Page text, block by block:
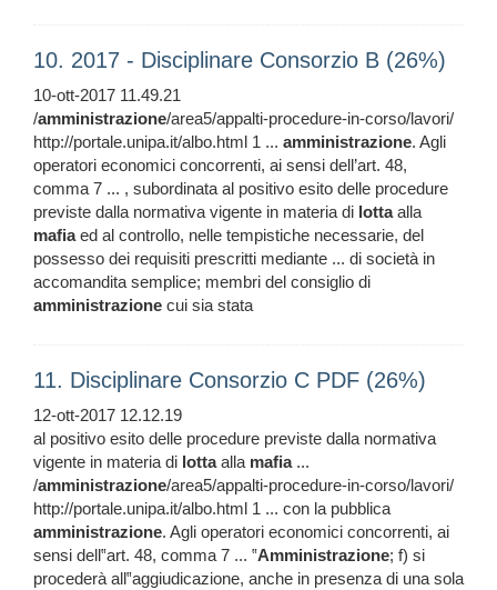
10. 2017 - Disciplinare Consorzio B (26%)
10-ott-2017 11.49.21
/amministrazione/area5/appalti-procedure-in-corso/lavori/
http://portale.unipa.it/albo.html 1 ... amministrazione. Agli
operatori economici concorrenti, ai sensi dell’art. 48,
comma 7 ... , subordinata al positivo esito delle procedure
previste dalla normativa vigente in materia di lottaalla
mafiaed al controllo, nelle tempistiche necessarie, del
possesso dei requisiti prescritti mediante ... di società in
accomandita semplice; membri del consiglio di
amministrazione cui sia stata
11. Disciplinare Consorzio C PDF (26%)
12-ott-2017 12.12.19
al positivo esito delle procedure previste dalla normativa
vigente in materia di lottaalla mafia...
/amministrazione/area5/appalti-procedure-in-corso/lavori/
http://portale.unipa.it/albo.html 1 ... con la pubblica
amministrazione. Agli operatori economici concorrenti, ai
sensi dell‟art. 48, comma 7 ... ‟Amministrazione; f) si
procederà all‟aggiudicazione, anche in presenza di una sola